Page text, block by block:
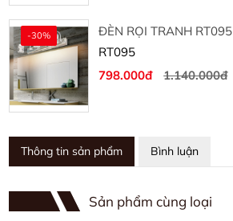
-30%
ĐÈN RỌI TRANH RT095
RT095
798.000đ
1.140.000đ
Thông tin sản phẩm Bình luận
Sản phẩm cùng loại